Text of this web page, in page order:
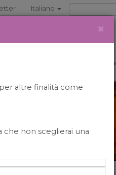
Italiano
BOOKSHOP
×
altre finalità come
che non sceglierai una